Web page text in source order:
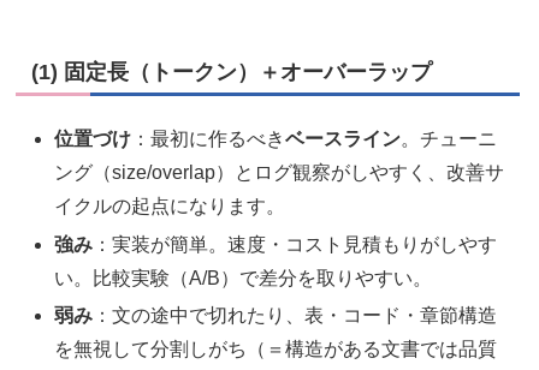
(1) 固定長（トークン）＋オーバーラップ
位置づけ ：最初に作るべきベースライン。チューニ
ング（size/overlap）とログ観察がしやすく、改善サ
イクルの起点になります。
強み ：実装が簡単。速度・コスト見積もりがしやす
い。比較実験（A/B）で差分を取りやすい。
弱み ：文の途中で切れたり、表・コード・章節構造
を無視して分割しがち（＝構造がある文書では品質